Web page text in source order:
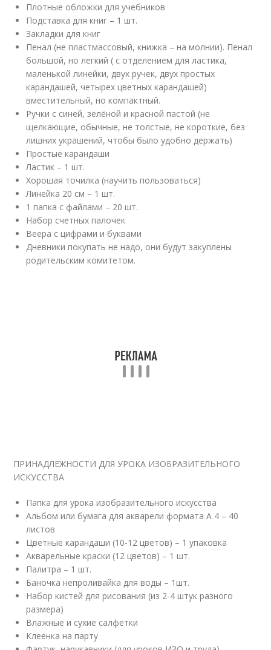
Плотные обложки для учебников
Подставка для книг – 1 шт.
Закладки для книг
Пенал (не пластмассовый, книжка – на молнии). Пенал
большой, но легкий ( с отделением для ластика,
маленькой линейки, двух ручек, двух простых
карандашей, четырех цветных карандашей)
вместительный, но компактный.
Ручки с синей, зелёной и красной пастой (не
щелкающие, обычные, не толстые, не короткие, без
лишних украшений, чтобы было удобно держать)
Простые карандаши
Ластик – 1 шт.
Хорошая точилка (научить пользоваться)
Линейка 20 см – 1 шт.
1 папка с файлами – 20 шт.
Набор счетных палочек
Веера с цифрами и буквами
Дневники покупать не надо, они будут закуплены
родительским комитетом.
ПРИНАДЛЕЖНОСТИ ДЛЯ УРОКА ИЗОБРАЗИТЕЛЬНОГО
ИСКУССТВА
Папка для урока изобразительного искусства
Альбом или бумага для акварели формата А 4 – 40
листов
Цветные карандаши (10-12 цветов) – 1 упаковка
Акварельные краски (12 цветов) – 1 шт.
Палитра – 1 шт.
Баночка непроливайка для воды – 1шт.
Набор кистей для рисования (из 2-4 штук разного
размера)
Влажные и сухие салфетки
Клеенка на парту